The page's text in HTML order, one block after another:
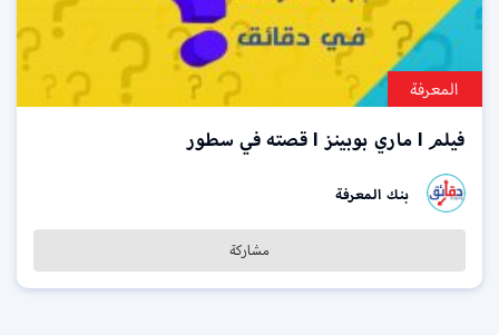
المعرفة
فيلم l ماري بوبينز l قصته في سطور
بنك المعرفة
مشاركة